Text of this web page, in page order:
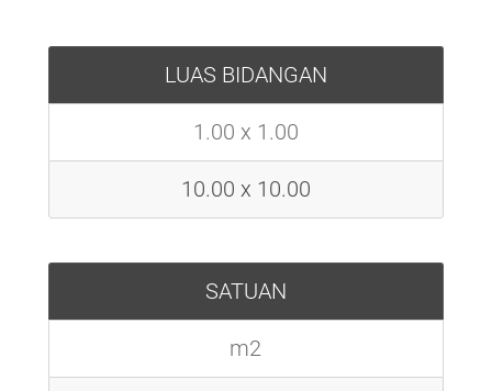
LUAS BIDANGAN
1.00 x 1.00
10.00 x 10.00
SATUAN
m2